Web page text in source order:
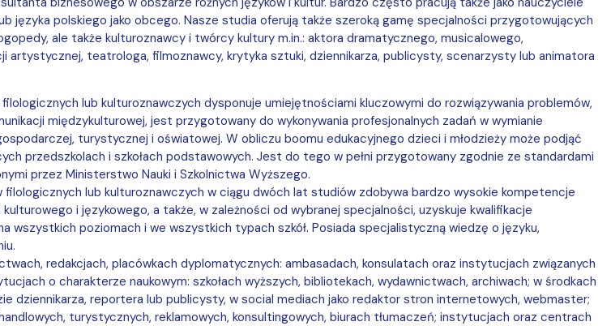
języka polskiego jako obcego. Nasze studia oferują także szeroką gamę specjalności przygotowujących
ale także kulturoznawcy i twórcy kultury m.in.: aktora dramatycznego, musicalowego,
artystycznej, teatrologa, filmoznawcy, krytyka sztuki, dziennikarza, publicysty, scenarzysty lub animatora
lub kulturoznawczych dysponuje umiejętnościami kluczowymi do rozwiązywania problemów,
międzykulturowej, jest przygotowany do wykonywania profesjonalnych zadań w wymianie
turystycznej i oświatowej. W obliczu boomu edukacyjnego dzieci i młodzieży może podjąć
przedszkolach i szkołach podstawowych. Jest do tego w pełni przygotowany zgodnie ze standardami
przez Ministerstwo Nauki i Szkolnictwa Wyższego.
filologicznych lub kulturoznawczych w ciągu dwóch lat studiów zdobywa bardzo wysokie kompetencje
i językowego, a także, w zależności od wybranej specjalności, uzyskuje kwalifikacje
wszystkich poziomach i we wszystkich typach szkół. Posiada specjalistyczną wiedzę o języku,
redakcjach, placówkach dyplomatycznych: ambasadach, konsulatach oraz instytucjach związanych
o charakterze naukowym: szkołach wyższych, bibliotekach, wydawnictwach, archiwach; w środkach
dziennikarza, reportera lub publicysty, w social mediach jako redaktor stron internetowych, webmaster;
turystycznych, reklamowych, konsultingowych, biurach tłumaczeń; instytucjach oraz centrach